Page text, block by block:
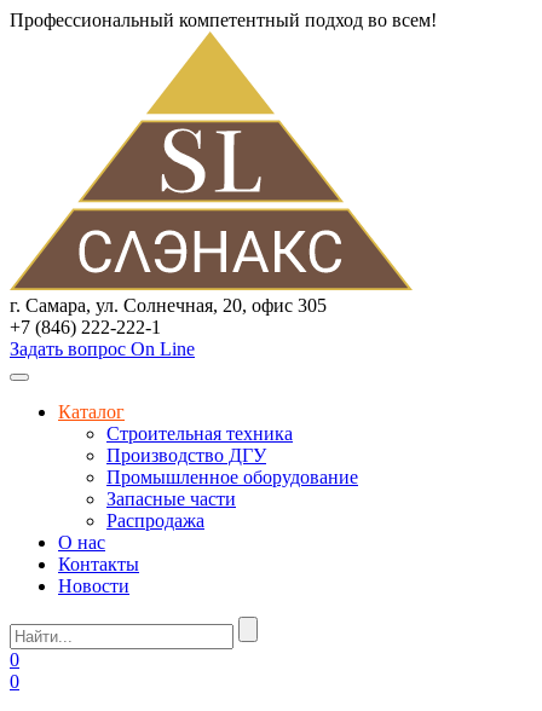
Профессиональный компетентный подход во всем!
г. Самара, ул. Солнечная, 20, офис 305
+7 (846) 222-222-1
Задать вопрос On Line
Каталог
Строительная техника
Производство ДГУ
Промышленное оборудование
Запасные части
Распродажа
О нас
Контакты
Новости
0
0